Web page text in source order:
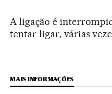
A ligação é
tentar ligar, várias
MAIS INFORMAÇÕES